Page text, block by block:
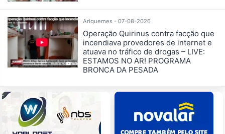
Ariquemes - 07-08-2026
Operação Quirinus contra facção que
incendiava provedores de internet e
atuava no tráfico de drogas – LIVE:
ESTAMOS NO AR! PROGRAMA
BRONCA DA PESADA